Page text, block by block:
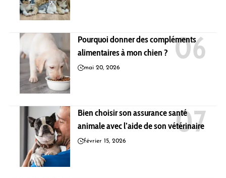
Pourquoi donner des compléments
alimentaires à mon chien ?
mai 20, 2026
Bien choisir son assurance santé
animale avec l’aide de son vétérinaire
février 15, 2026